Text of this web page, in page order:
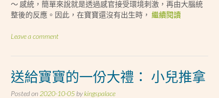
～ 感統，簡單來說就是透過感官接受環境刺激，再由大腦統
整後的反應。因此，在寶寶還沒有出生時， 繼續閱讀
Leave a comment
送給寶寶的一份大禮： 小兒推拿
Posted on 2020-10-05 bykingspalace